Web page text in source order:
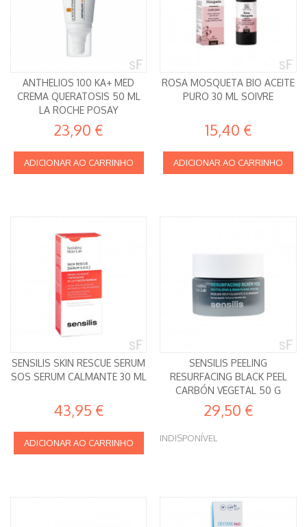
ANTHELIOS 100 KA+ MED
CREMA QUERATOSIS 50 ML
LA ROCHE POSAY
23,90 €
ADICIONAR AO CARRINHO
ROSA MOSQUETA BIO ACEITE
PURO 30 ML SOIVRE
15,40 €
ADICIONAR AO CARRINHO
SENSILIS SKIN RESCUE SERUM
SOS SERUM CALMANTE 30 ML
43,95 €
ADICIONAR AO CARRINHO
SENSILIS PEELING
RESURFACING BLACK PEEL
CARBÓN VEGETAL 50 G
29,50 €
INDISPONÍVEL